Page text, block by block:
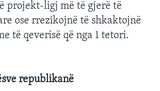
projekt-ligj më të gjerë të
ose rrezikojnë të shkaktojnë
të qeverisë që nga 1 tetori.
republikanë